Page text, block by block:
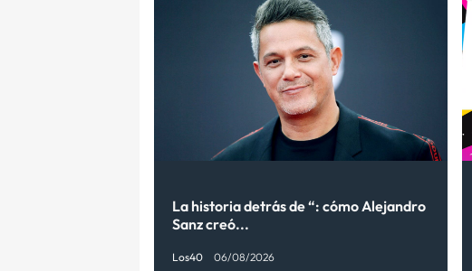
La historia detrás de “: cómo Alejandro
Sanz creó...
Los40 06/08/2026